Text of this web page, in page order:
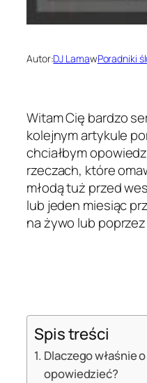
Autor:DJ LamawPoradniki
Witam Cię bardzo
kolejnym artykule
chciałbym
rzeczach, które
młodą tuż przed
lub jeden miesiąc
na żywo lub
Spis treści
Dlaczego właśnie
opowiedzieć?